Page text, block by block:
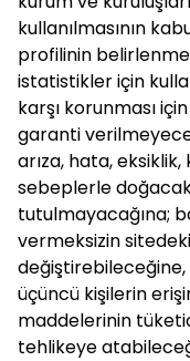
kullanılmasının
profilinin
istatistikler için
karşı korunması
garanti
arıza, hata,
sebeplerle
tutulmayacağına;
vermeksizin
değiştirebileceğine,
üçüncü kişilerin
maddelerinin
tehlikeye